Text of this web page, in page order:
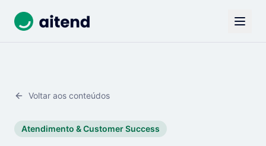
Voltar aos conteúdos
Atendimento & Customer Success